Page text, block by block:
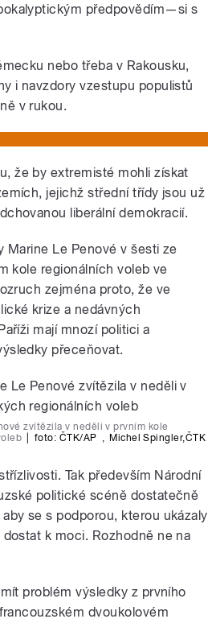
předpovědím—si s
nebo třeba v Rakousku,
i navzdory vzestupu populistů
v rukou.
že by extremisté mohli získat
jejichž střední třídy jsou už
liberální demokracií.
Marine Le Penové v šesti ze
kole regionálních voleb ve
zejména proto, že ve
krize a nedávných
mají mnozí politici a
přeceňovat.
zvítězila v neděli v prvním kole
foto: ČTK/AP Michel Spingler, ČTK
Tak především Národní
politické scéně dostatečně
se s podporou, kterou ukázaly
k moci. Rozhodně ne na
problém výsledky z prvního
dvoukolovém